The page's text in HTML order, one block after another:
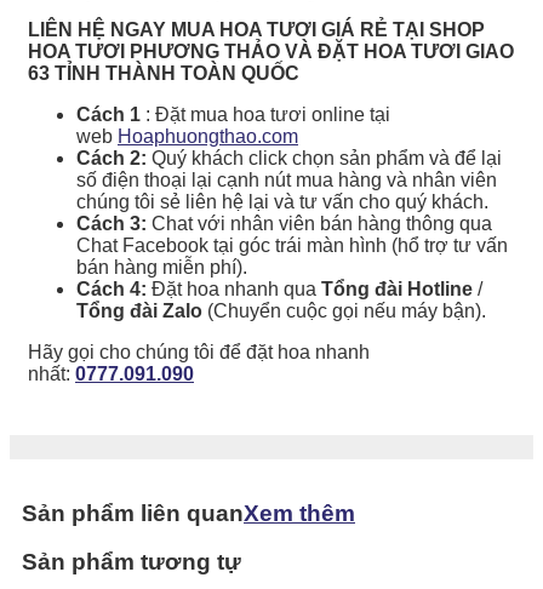
LIÊN HỆ NGAY MUA HOA TƯƠI GIÁ RẺ TẠI SHOP
HOA TƯƠI PHƯƠNG THẢO VÀ ĐẶT HOA TƯƠI GIAO
63 TỈNH THÀNH TOÀN QUỐC
Cách 1 : Đặt mua hoa tươi online tại
web Hoaphuongthao.com
Cách 2: Quý khách click chọn sản phẩm và để lại
số điện thoại lại cạnh nút mua hàng và nhân viên
chúng tôi sẻ liên hệ lại và tư vấn cho quý khách.
Cách 3: Chat với nhân viên bán hàng thông qua
Chat Facebook tại góc trái màn hình (hổ trợ tư vấn
bán hàng miễn phí).
Cách 4: Đặt hoa nhanh qua Tổng đài Hotline /
Tổng đài Zalo (Chuyển cuộc gọi nếu máy bận).
Hãy gọi cho chúng tôi để đặt hoa nhanh
nhất: 0777.091.090
Sản phẩm liên quanXem thêm
Sản phẩm tương tự